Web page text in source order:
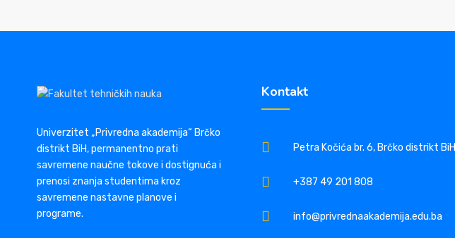
Univerzitet „Privredna akademija“ Brčko
distrikt BiH, permanentno prati
savremene naučne tokove i dostignuća i
prenosi znanja studentima kroz
savremene nastavne planove i
programe.
Kontakt
Petra Kočića br. 6, Brčko distrikt BiH
+387 49 201 808
info@privrednaakademija.edu.ba